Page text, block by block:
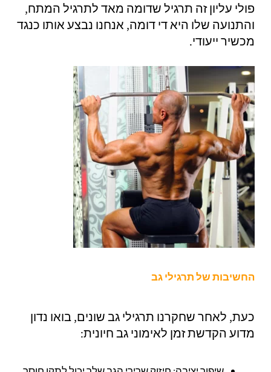
פולי עליון זה תרגיל שדומה מאד לתרגיל המתח,
והתנועה שלו היא די דומה, אנחנו נבצע אותו כנגד
מכשיר ייעודי.
החשיבות של תרגילי גב
כעת, לאחר שחקרנו תרגילי גב שונים, בואו נדון
מדוע הקדשת זמן לאימוני גב חיונית: